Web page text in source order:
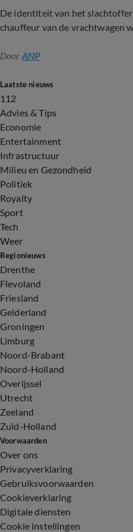
De identiteit van het
chauffeur van de vrachtwagen
Door ANP
Laatste nieuws
112
Advies & Tips
Economie
Entertainment
Infrastructuur
Milieu en Gezondheid
Politiek
Royalty
Sport
Tech
Weer
Regionieuws
Drenthe
Flevoland
Friesland
Gelderland
Groningen
Limburg
Noord-Brabant
Noord-Holland
Overijssel
Utrecht
Zeeland
Zuid-Holland
Voorwaarden
Over ons
Privacyverklaring
Gebruiksvoorwaarden
Cookieverklaring
Digitale diensten
Cookie instellingen